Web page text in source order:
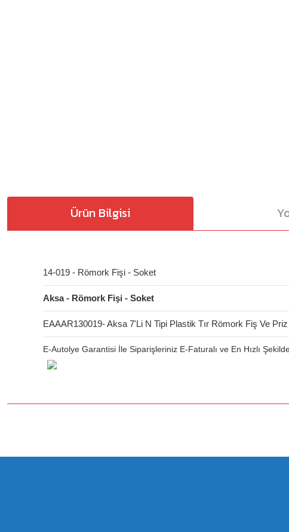
Ürün Bilgisi
14-019 - Römork Fişi - Soket
Aksa - Römork Fişi - Soket
EAAAR130019- Aksa 7'Li N Tipi Plastik Tır Römork Fiş Ve Priz
E-Autolye Garantisi İle Siparişleriniz E-Faturalı ve En Hızlı